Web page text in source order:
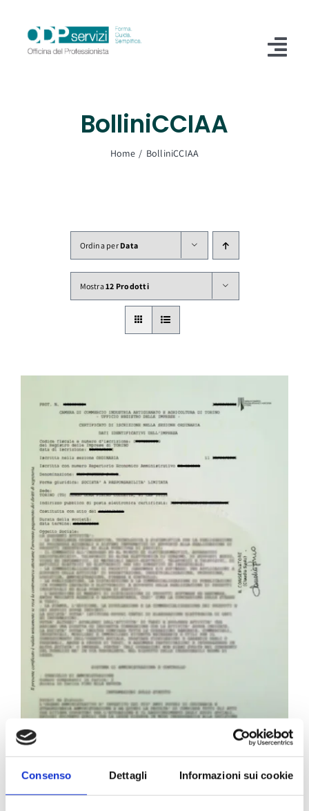
Consenso Dettagli Informazioni sui cookie
contenuto
BolliniCCIAA
Home BolliniCCIAA
Ordina per Data
Mostra12 Prodotti
Carta Filigranata CCIAA